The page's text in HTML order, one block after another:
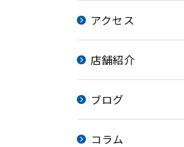
アクセス
店舗紹介
ブログ
コラム